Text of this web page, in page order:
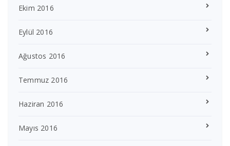
Ekim 2016
Eylül 2016
Ağustos 2016
Temmuz 2016
Haziran 2016
Mayıs 2016